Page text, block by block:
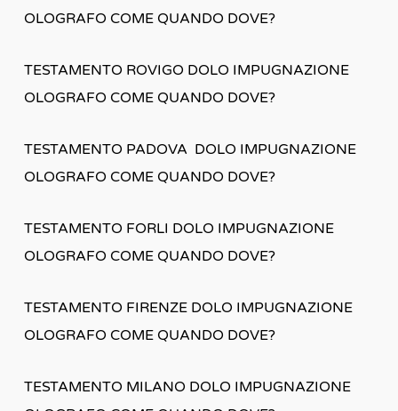
OLOGRAFO COME QUANDO DOVE?
TESTAMENTO ROVIGO DOLO IMPUGNAZIONE
OLOGRAFO COME QUANDO DOVE?
TESTAMENTO PADOVA DOLO IMPUGNAZIONE
OLOGRAFO COME QUANDO DOVE?
TESTAMENTO FORLI DOLO IMPUGNAZIONE
OLOGRAFO COME QUANDO DOVE?
TESTAMENTO FIRENZE DOLO IMPUGNAZIONE
OLOGRAFO COME QUANDO DOVE?
TESTAMENTO MILANO DOLO IMPUGNAZIONE